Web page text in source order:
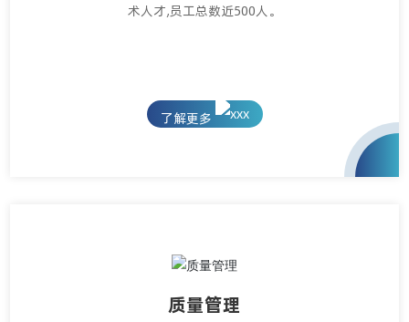
术人才,员工总数近500人。
了解更多
质量管理